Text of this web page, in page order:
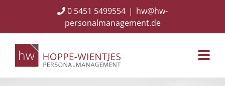
0 5451 5499554 | hw@hw-
personalmanagement.de